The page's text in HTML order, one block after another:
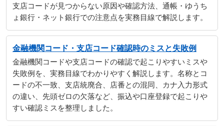
支店コードが見つからない原因や確認方法、通帳・ゆうち
ょ銀行・ネット銀行での注意点を実務目線で解説します。
金融機関コード・支店コード確認時のミスと失敗例
金融機関コードや支店コードの確認で起こりやすいミスや
失敗例を、実務目線でわかりやすく解説します。名称とコ
ードの不一致、支店統廃合、店番との混同、カナ入力形式
の違い、先頭ゼロの欠落など、振込や口座登録で起こりや
すい確認ミスを整理しました。